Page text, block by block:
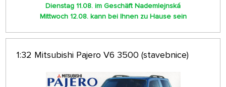
Dienstag 11.08. im Geschäft Nademlejnská
Mittwoch 12.08. kann bei Ihnen zu Hause sein
1:32 Mitsubishi Pajero V6 3500 (stavebnice)